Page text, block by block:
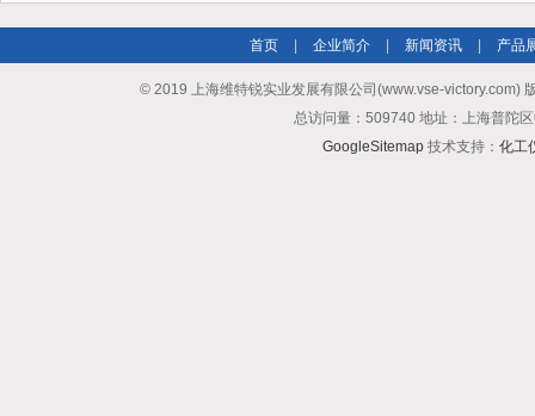
首页 企业简介 新闻资讯 产品
© 2019 上海维特锐实业发展有限公司(www.vse-victory.com)
总访问量：509740 地址：上海普陀
GoogleSitemap 技术支持： 化工